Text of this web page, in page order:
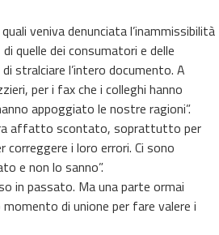
veniva denunciata l’inammissibilità
quelle dei consumatori e delle
stralciare l’intero documento. A
per i fax che i colleghi hanno
appoggiato le nostre ragioni”.
era affatto scontato, soprattutto per
i loro errori. Ci sono
e non lo sanno”.
in passato. Ma una parte ormai
di unione per fare valere i